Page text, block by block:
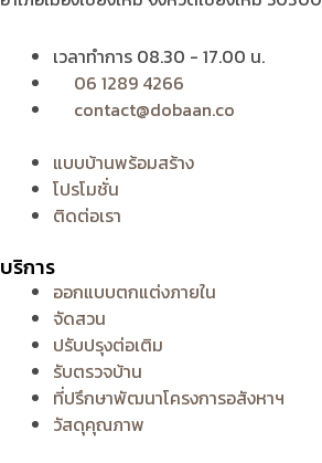
เวลาทำการ 08.30 - 17.00 น.
06 1289 4266
contact@dobaan.co
แบบบ้านพร้อมสร้าง
โปรโมชั่น
ติดต่อเรา
บริการ
ออกแบบตกแต่งภายใน
จัดสวน
ปรับปรุงต่อเติม
รับตรวจบ้าน
ที่ปรึกษาพัฒนาโครงการอสังหาฯ
วัสดุคุณภาพ